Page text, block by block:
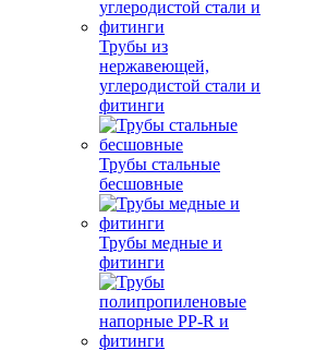
Трубы из
нержавеющей,
углеродистой стали и
фитинги
Трубы стальные
бесшовные
Трубы медные и
фитинги